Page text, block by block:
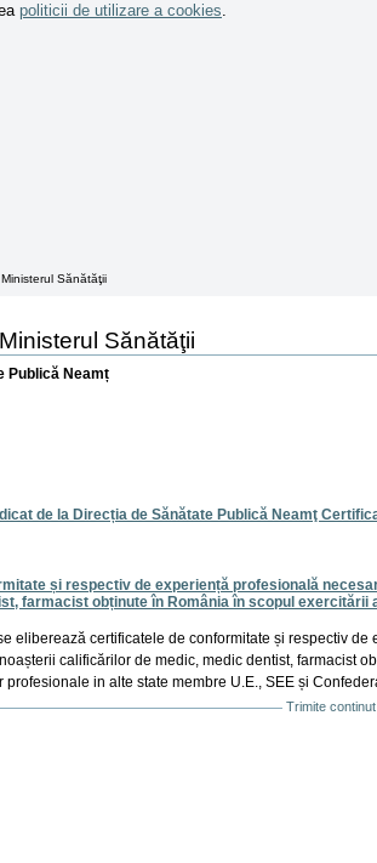
politicii de utilizare a cookies.
Sănătăţii
Sănătăţii
Publică Neamț
de la Direcția de Sănătate Publică Neamţ
și respectiv de experiență profesională
farmacist obținute în România în scopul exercitării
eliberează certificatele de conformitate și respectiv de
calificărilor de medic, medic dentist, farmacist
in alte state membre U.E., SEE și
Trimite continut